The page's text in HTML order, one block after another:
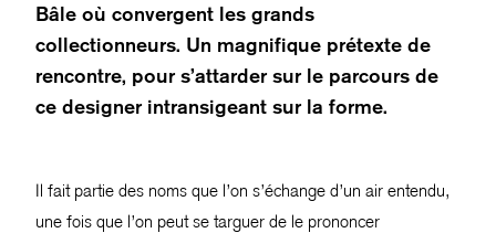
Bâle où convergent les grands
collectionneurs. Un magnifique prétexte de
rencontre, pour s’attarder sur le parcours de
ce designer intransigeant sur la forme.
Il fait partie des noms que l’on s’échange d’un air entendu,
une fois que l’on peut se targuer de le prononcer